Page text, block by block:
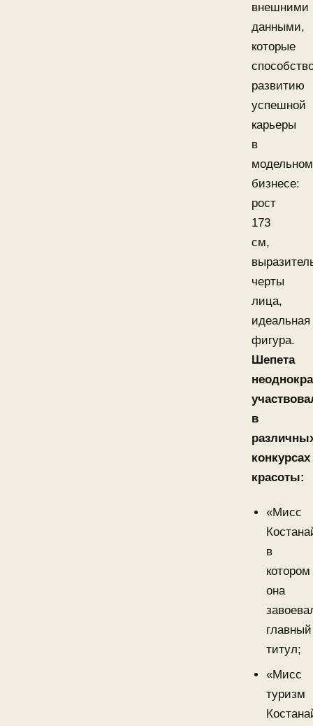
внешними
данными,
которые
развитию
успешной
карьеры
в
модельном
бизнесе:
рост
173
см,
черты
лица,
идеальная
фигура.
Шепета
в
конкурсах
красоты:
«Мисс
в
котором
она
главный
титул;
«Мисс
туризм